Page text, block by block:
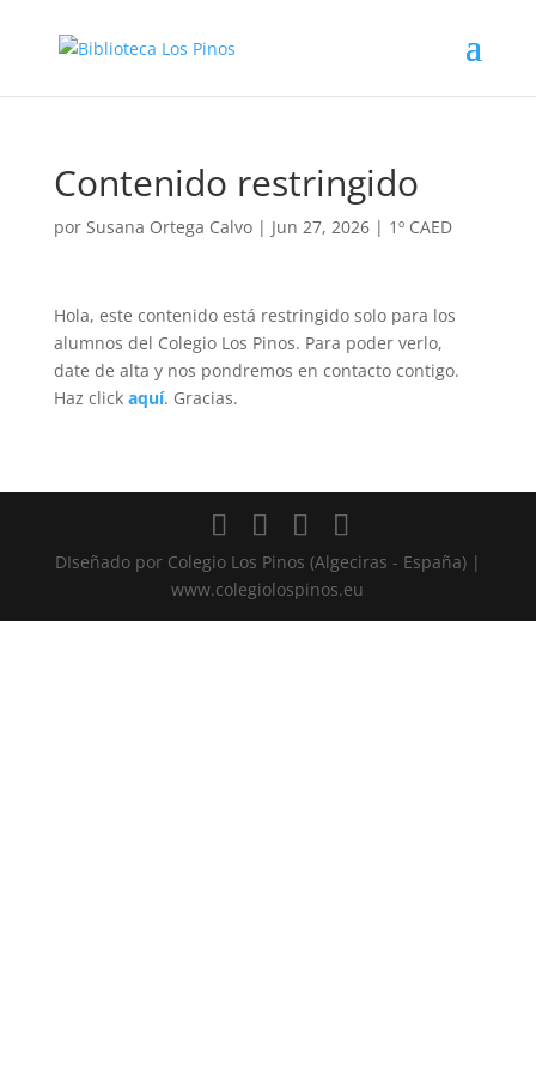
Contenido restringido
por Susana Ortega Calvo| Jun 27, 2026| 1º CAED
Hola, este contenido está restringido solo para los
alumnos del Colegio Los Pinos. Para poder verlo,
date de alta y nos pondremos en contacto contigo.
Haz click aquí. Gracias.
DIseñado por Colegio Los Pinos (Algeciras - España) |
www.colegiolospinos.eu